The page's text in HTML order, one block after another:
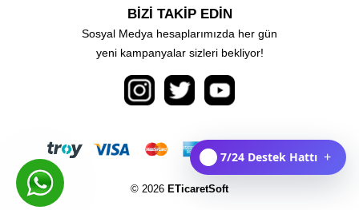
BİZİ TAKİP EDİN
Sosyal Medya hesaplarımızda her gün
yeni kampanyalar sizleri bekliyor!
© 2026 ETicaretSoft
7/24 Destek Hattı +